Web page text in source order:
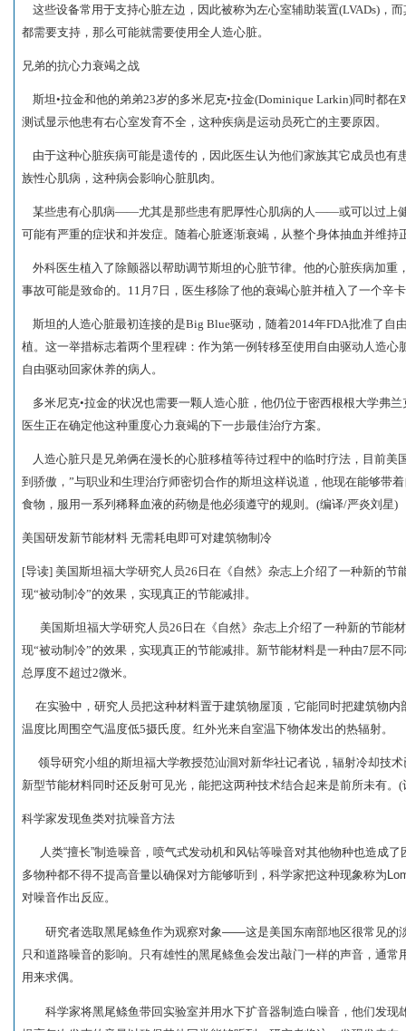
这些设备常用于支持心脏左边，因此被称为左心室辅助装置(LVADs)，
都需要支持，那么可能就需要使用全人造心脏。
兄弟的抗心力衰竭之战
斯坦•拉金和他的弟弟23岁的多米尼克•拉金(Dominique Larkin)同时都
测试显示他患有右心室发育不全，这种疾病是运动员死亡的主要原因。
由于这种心脏疾病可能是遗传的，因此医生认为他们家族其它成员也有
族性心肌病，这种病会影响心脏肌肉。
某些患有心肌病——尤其是那些患有肥厚性心肌病的人——或可以过上
可能有严重的症状和并发症。随着心脏逐渐衰竭，从整个身体抽血并维持
外科医生植入了除颤器以帮助调节斯坦的心脏节律。他的心脏疾病加重
事故可能是致命的。11月7日，医生移除了他的衰竭心脏并植入了一个辛
斯坦的人造心脏最初连接的是Big Blue驱动，随着2014年FDA批准了自
植。这一举措标志着两个里程碑：作为第一例转移至使用自由驱动人造
自由驱动回家休养的病人。
多米尼克•拉金的状况也需要一颗人造心脏，他仍位于密西根根大学弗
医生正在确定他这种重度心力衰竭的下一步最佳治疗方案。
人造心脏只是兄弟俩在漫长的心脏移植等待过程中的临时疗法，目前美
到骄傲，”与职业和生理治疗师密切合作的斯坦这样说道，他现在能够带
食物，服用一系列稀释血液的药物是他必须遵守的规则。(编译/严炎刘星)
美国研发新节能材料 无需耗电即可对建筑物制冷
[导读] 美国斯坦福大学研究人员26日在《自然》杂志上介绍了一种新的
现“被动制冷”的效果，实现真正的节能减排。
美国斯坦福大学研究人员26日在《自然》杂志上介绍了一种新的节能
现“被动制冷”的效果，实现真正的节能减排。 新节能材料是一种由7层不
总厚度不超过2微米。
在实验中，研究人员把这种材料置于建筑物屋顶，它能同时把建筑物内
温度比周围空气温度低5摄氏度。红外光来自室温下物体发出的热辐射。
领导研究小组的斯坦福大学教授范汕洄对新华社记者说，辐射冷却技
新型节能材料同时还反射可见光，能把这两种技术结合起来是前所未有。(
科学家发现鱼类对抗噪音方法
人类“擅长”制造噪音，喷气式发动机和风钻等噪音对其他物种也造成
多物种都不得不提高音量以确保对方能够听到，科学家把这种现象称为
对噪音作出反应。
研究者选取黑尾鲦鱼作为观察对象——这是美国东南部地区很常见的
只和道路噪音的影响。只有雄性的黑尾鲦鱼会发出敲门一样的声音，通
用来求偶。
科学家将黑尾鲦鱼带回实验室并用水下扩音器制造白噪音，他们发现